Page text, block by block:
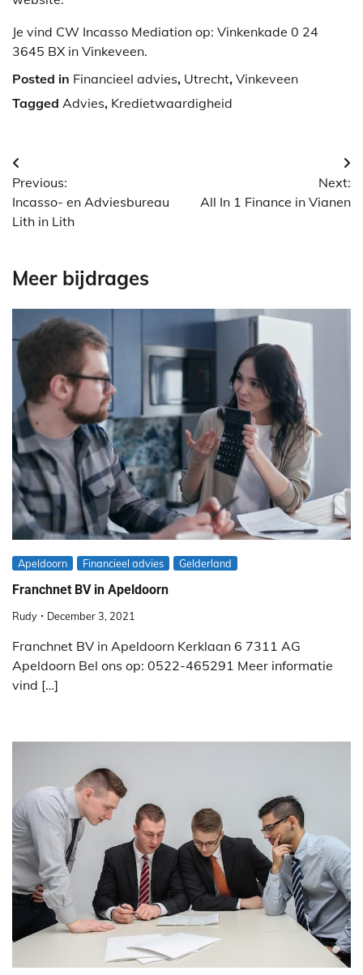
Je vind CW Incasso Mediation op: Vinkenkade 0 24
3645 BX in Vinkeveen.
Posted in Financieel advies, Utrecht, Vinkeveen
Tagged Advies, Kredietwaardigheid
Berichtnavigatie
Previous:
Incasso- en Adviesbureau
Lith in Lith
Next:
All In 1 Finance in Vianen
Meer bijdrages
Apeldoorn Financieel advies Gelderland
Franchnet BV in Apeldoorn
Rudy December 3, 2021
Franchnet BV in Apeldoorn Kerklaan 6 7311 AG
Apeldoorn Bel ons op: 0522-465291 Meer informatie
vind […]